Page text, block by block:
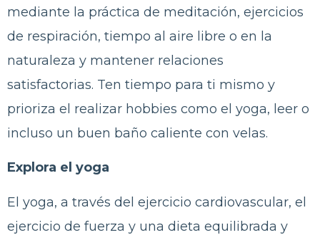
mediante la práctica de meditación, ejercicios
de respiración, tiempo al aire libre o en la
naturaleza y mantener relaciones
satisfactorias. Ten tiempo para ti mismo y
prioriza el realizar hobbies como el yoga, leer o
incluso un buen baño caliente con velas.
Explora el yoga
El yoga, a través del ejercicio cardiovascular, el
ejercicio de fuerza y una dieta equilibrada y